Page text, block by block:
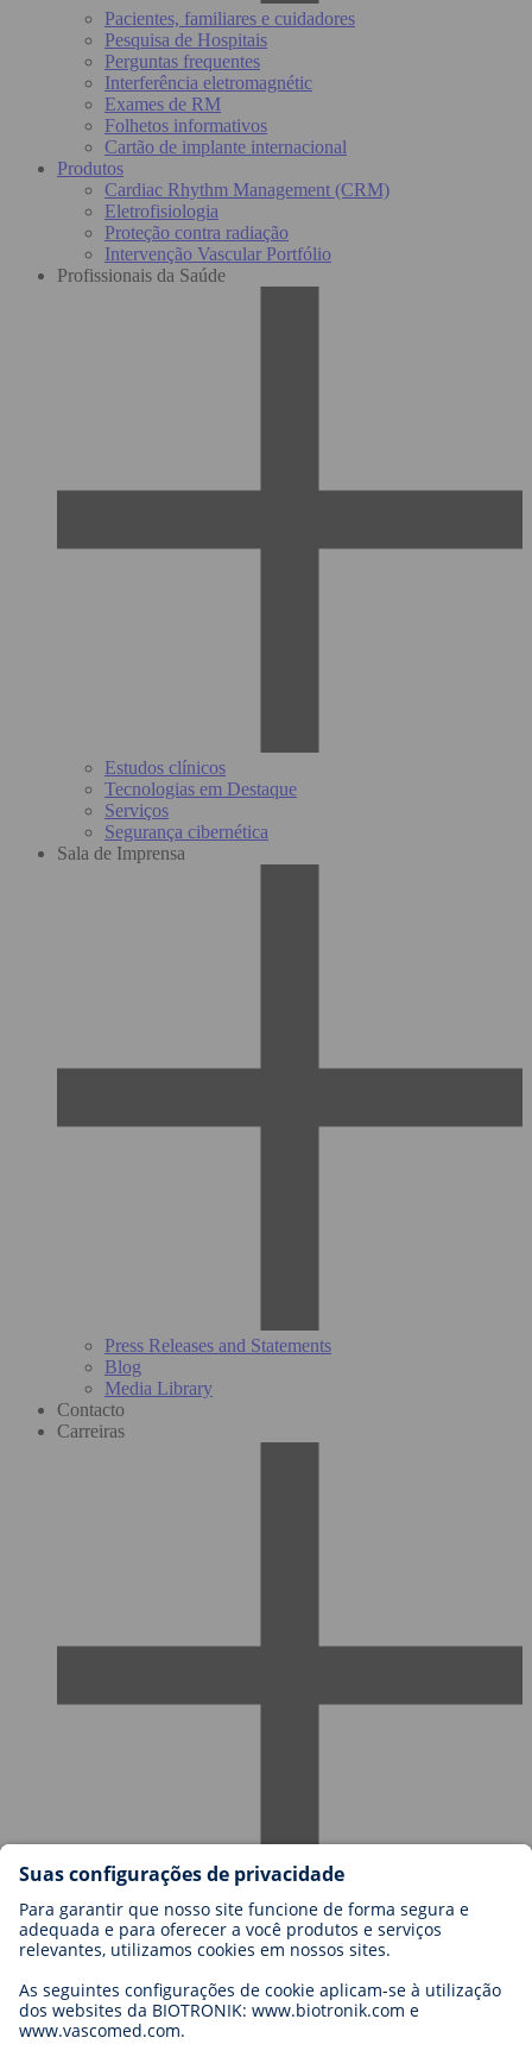
Pacientes, familiares e cuidadores
Pesquisa de Hospitais
Perguntas frequentes
Interferência eletromagnétic
Exames de RM
Folhetos informativos
Cartão de implante internacional
Produtos
Cardiac Rhythm Management (CRM)
Eletrofisiologia
Proteção contra radiação
Intervenção Vascular Portfólio
Profissionais da Saúde
Estudos clínicos
Tecnologias em Destaque
Serviços
Segurança cibernética
Sala de Imprensa
Press Releases and Statements
Blog
Media Library
Contacto
Carreiras
Carreiras na BIOTRONIK
Níveis de carreira
Candidatura
Oportunidades de carreira